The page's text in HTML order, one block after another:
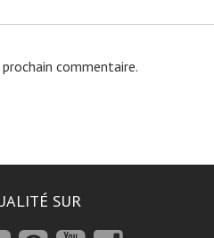
commentaire.
SUR